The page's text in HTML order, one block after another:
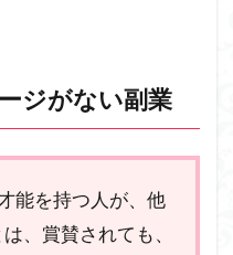
ジがない副業
能を持つ人が、他
、賞賛されても、